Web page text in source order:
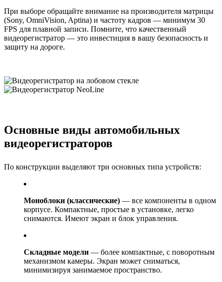
При выборе обращайте внимание на производителя матрицы
(Sony, OmniVision, Aptina) и частоту кадров — минимум 30
FPS для плавной записи. Помните, что качественный
видеорегистратор — это инвестиция в вашу безопасность и
защиту на дороге.
Основные виды автомобильных
видеорегистраторов
По конструкции выделяют три основных типа устройств:
Моноблоки (классические) — все компоненты в одном
корпусе. Компактные, простые в установке, легко
снимаются. Имеют экран и блок управления.
Складные модели — более компактные, с поворотным
механизмом камеры. Экран может сниматься,
минимизируя занимаемое пространство.